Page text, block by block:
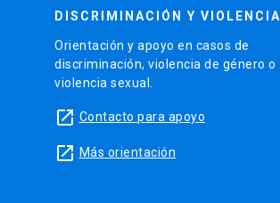
DISCRIMINACIÓN Y VIOLENCIA
Orientación y apoyo en casos de
discriminación, violencia de género o
violencia sexual.
launch Contacto para apoyo
launch Más orientación